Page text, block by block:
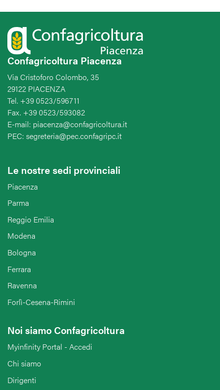
Confagricoltura Piacenza
Via Cristoforo Colombo, 35
29122 PIACENZA
Tel. +39 0523/596711
Fax. +39 0523/593082
E-mail: piacenza@confagricoltura.it
PEC: segreteria@pec.confagripc.it
Le nostre sedi provinciali
Piacenza
Parma
Reggio Emilia
Modena
Bologna
Ferrara
Ravenna
Forlì-Cesena-Rimini
Noi siamo Confagricoltura
Myinfinity Portal - Accedi
Chi siamo
Dirigenti